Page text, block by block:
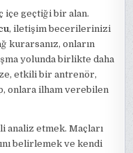
içe geçtiği bir alan.
, iletişim becerilerinizi
kurarsanız, onların
yolunda birlikte daha
etkili bir antrenör,
onlara ilham verebilen
analiz etmek. Maçları
belirlemek ve kendi